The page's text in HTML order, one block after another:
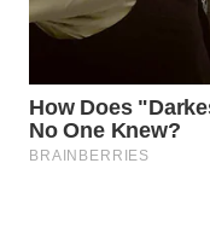
WAHANA
SELEB
WAHANA
PERSONA